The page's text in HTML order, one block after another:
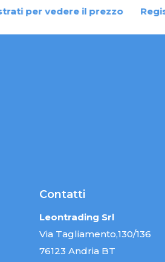
per vedere il prezzo
Contatti
Leontrading Srl
Via Tagliamento,130/136
76123 Andria BT